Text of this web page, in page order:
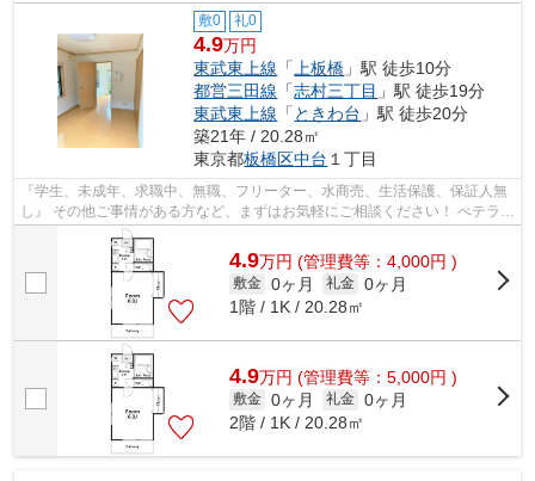
敷0 礼0
4.9万円
東武東上線 「 上板橋 」駅 徒歩10分
都営三田線 「志村三丁目 」駅 徒歩19分
東武東上線 「 ときわ台 」駅 徒歩20分
築21年 / 20.28㎡
東京都板橋区中台 １丁目
『学生、未成年、求職中、無職、フリーター、水商売、生活保護、保証人無
し』 その他ご事情がある方など、まずはお気軽にご相談ください！ べテラン
スタッフが対応致しますのでご希望...
4.9万円 (管理費等：4,000円 )
敷金 0ヶ月 礼金 0ヶ月
1階 / 1K / 20.28㎡
4.9万円 (管理費等：5,000円 )
敷金 0ヶ月 礼金 0ヶ月
2階 / 1K / 20.28㎡